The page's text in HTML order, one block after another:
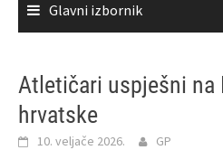
Glavni izbornik
Atletičari uspješni na
hrvatske
10. veljače 2026. GP